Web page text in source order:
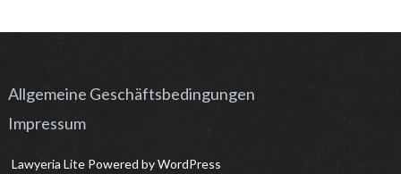
Allgemeine Geschäftsbedingungen
Impressum
Lawyeria Lite Powered byWordPress